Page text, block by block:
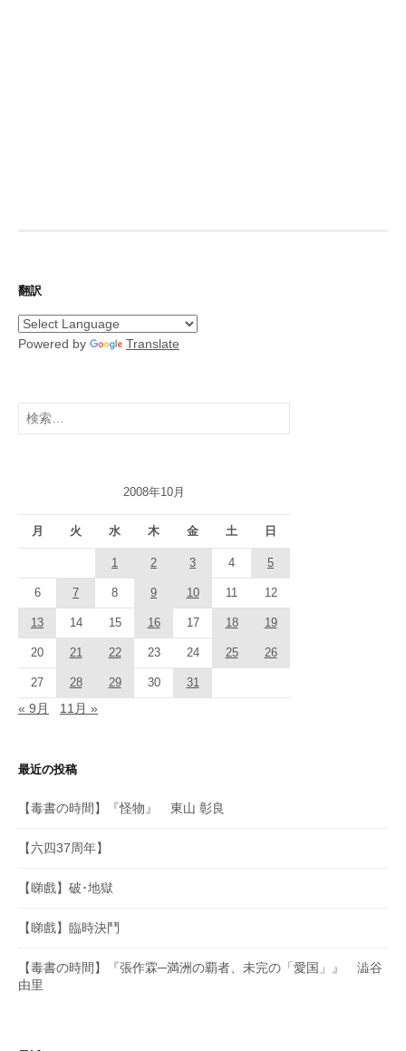
翻訳
Powered by Translate
検
索:
2008年10月
月 火 水 木 金 土 日
1 2 3 4 5
6 7 8 9 10 11 12
13 14 15 16 17 18 19
20 21 22 23 24 25 26
27 28 29 30 31
« 9月 11月 »
最近の投稿
【毒書の時間】『怪物』 東山 彰良
【六四37周年】
【睇戲】破･地獄
【睇戲】臨時決鬥
【毒書の時間】『張作霖─満洲の覇者、未完の「愛国」』 澁谷
由里